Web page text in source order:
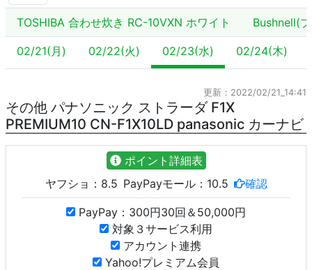
TOSHIBA 合わせ炊き RC-10VXN ホワイト Bushnell(
02/21(月) 02/22(火) 02/23(水) 02/24(木)
更新：2022/02/21_14:41
その他 パナソニック ストラーダ F1X
PREMIUM10 CN-F1X10LD panasonic カーナビ
ポイント詳細表
ヤフショ： 8.5 PayPayモール： 10.5 確認
PayPay：300円30回＆50,000円
対象３サービス利用
アカウント連携
Yahoo!プレミアム会員